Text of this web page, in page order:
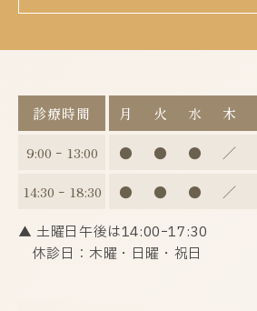
診療時間 月 火 水 木
9:00 ｰ 13:00 ● ● ● ／
14:30 ｰ 18:30 ● ● ● ／
▲ 土曜日午後は14:00ｰ17:30
休診日：木曜・日曜・祝日